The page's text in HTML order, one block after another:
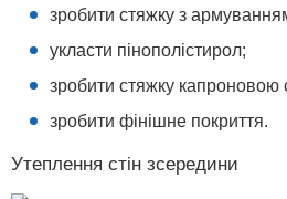
зробити стяжку з
укласти пінополістирол;
зробити стяжку капроновою
зробити фінішне покриття.
Утеплення стін зсередини